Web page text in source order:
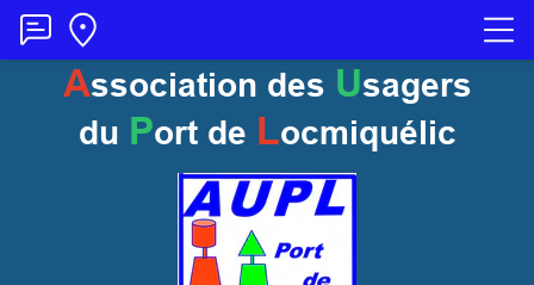
Association des Usagers
du Port de Locmiquélic